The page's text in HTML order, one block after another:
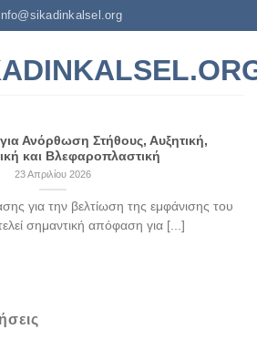
Ανόρθωση Στήθους, Αυξητική,
και Βλεφαροπλαστική
23 Απριλίου 2026
για την βελτίωση της εμφάνισης του
σημαντική απόφαση για [...]